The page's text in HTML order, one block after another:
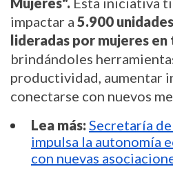
impactar a 5.900
lideradas por mujeres
brindándoles
productividad, aumentar
conectarse con nuevos
Lea más: Secretaría
impulsa la autonomía
con nuevas